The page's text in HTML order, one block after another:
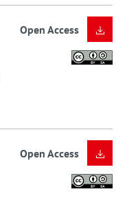
Open Access
Open Access